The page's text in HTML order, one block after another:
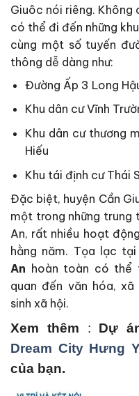
Giuôc nói riêng. Không
có thể đi đến những
cùng một số tuyến
thông dễ dàng như:
Đường Ấp 3 Long
Khu dân cư Vĩnh
Khu dân cư thương
Hiếu
Khu tái định cư Thái
Đặc biệt, huyện Cần
một trong những trung
An, rất nhiều hoạt
hằng năm. Tọa lạc
An hoàn toàn có thể
quan đến văn hóa,
sinh xã hội.
Xem thêm : Dự
Dream City Hưng
của bạn.